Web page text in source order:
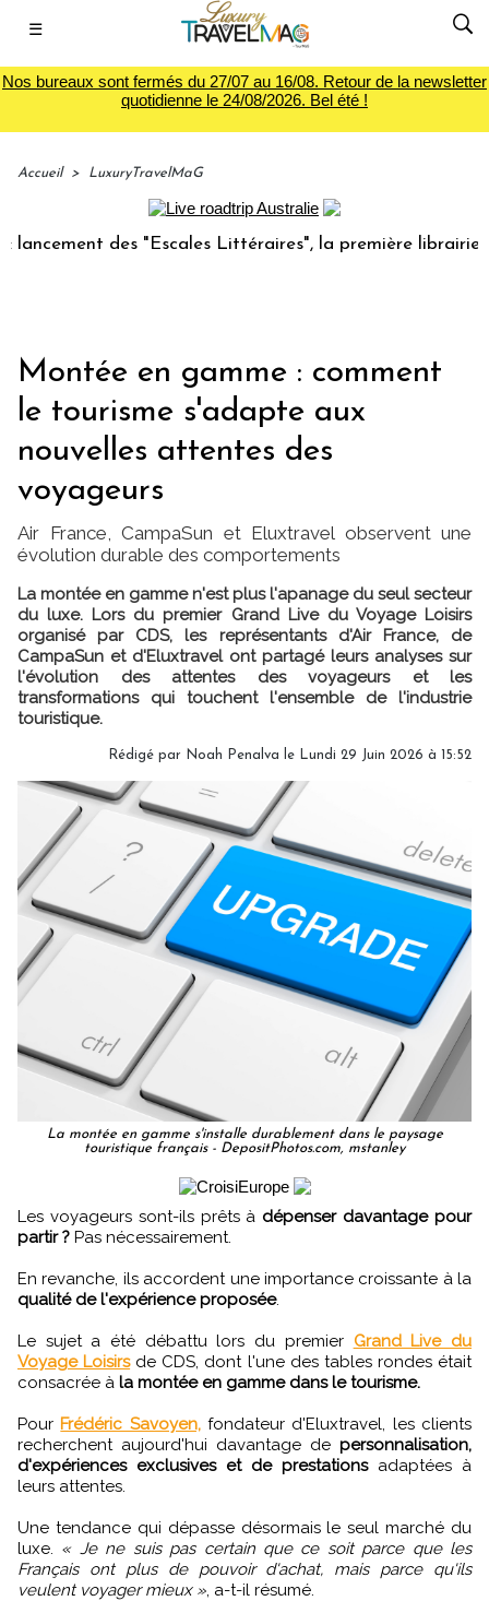
☰
Nos bureaux sont fermés du 27/07 au 16/08. Retour de la newsletter
quotidienne le 24/08/2026. Bel été !
Accueil > LuxuryTravelMaG
des "Escales Littéraires", la première librairie du
Montée en gamme : comment
le tourisme s'adapte aux
nouvelles attentes des
voyageurs
Air France, CampaSun et Eluxtravel observent une
évolution durable des comportements
La montée en gamme n'est plus l'apanage du seul secteur
du luxe. Lors du premier Grand Live du Voyage Loisirs
organisé par CDS, les représentants d'Air France, de
CampaSun et d'Eluxtravel ont partagé leurs analyses sur
l'évolution des attentes des voyageurs et les
transformations qui touchent l'ensemble de l'industrie
touristique.
Rédigé par Noah Penalva le Lundi 29 Juin 2026 à 15:52
La montée en gamme s'installe durablement dans le paysage
touristique français - DepositPhotos.com, mstanley
Les voyageurs sont-ils prêts à dépenser davantage pour
partir ? Pas nécessairement.
En revanche, ils accordent une importance croissante à la
qualité de l'expérience proposée.
Le sujet a été débattu lors du premier Grand Live du
Voyage Loisirsde CDS, dont l'une des tables rondes était
consacrée à la montée en gamme dans le tourisme.
Pour Frédéric Savoyen,fondateur d'Eluxtravel, les clients
recherchent aujourd'hui davantage de personnalisation,
d'expériences exclusives et de prestationsadaptées à
leurs attentes.
Une tendance qui dépasse désormais le seul marché du
luxe. « Je ne suis pas certain que ce soit parce que les
Français ont plus de pouvoir d'achat, mais parce qu'ils
veulent voyager mieux » , a-t-il résumé.